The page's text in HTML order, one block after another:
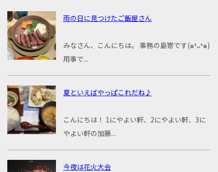
雨の日に見つけたご飯屋さん
みなさん、こんにちは。 事務の島嵜です(๑❛ᴗ❛๑)
用事で...
夏といえばやっぱこれだね♪
こんにちは！ 1にやよい軒、2にやよい軒、3に
やよい軒の加藤...
今夜は花火大会